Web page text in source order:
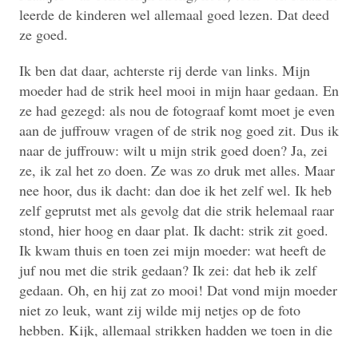
leerde de kinderen wel allemaal goed lezen. Dat deed
ze goed.
Ik ben dat daar, achterste rij derde van links. Mijn
moeder had de strik heel mooi in mijn haar gedaan. En
ze had gezegd: als nou de fotograaf komt moet je even
aan de juffrouw vragen of de strik nog goed zit. Dus ik
naar de juffrouw: wilt u mijn strik goed doen? Ja, zei
ze, ik zal het zo doen. Ze was zo druk met alles. Maar
nee hoor, dus ik dacht: dan doe ik het zelf wel. Ik heb
zelf geprutst met als gevolg dat die strik helemaal raar
stond, hier hoog en daar plat. Ik dacht: strik zit goed.
Ik kwam thuis en toen zei mijn moeder: wat heeft de
juf nou met die strik gedaan? Ik zei: dat heb ik zelf
gedaan. Oh, en hij zat zo mooi! Dat vond mijn moeder
niet zo leuk, want zij wilde mij netjes op de foto
hebben. Kijk, allemaal strikken hadden we toen in die